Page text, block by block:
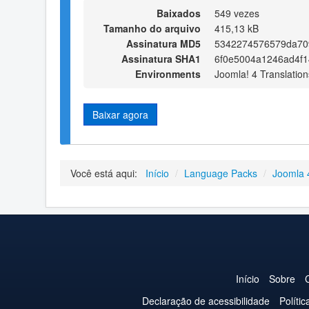
Baixados
549 vezes
Tamanho do arquivo
415,13 kB
Assinatura MD5
Assinatura SHA1
Environments
Joomla! 4
Baixar agora
Você está aqui: Início / Language Packs / Joomla
Início Sobre
Declaração de acessibilidade